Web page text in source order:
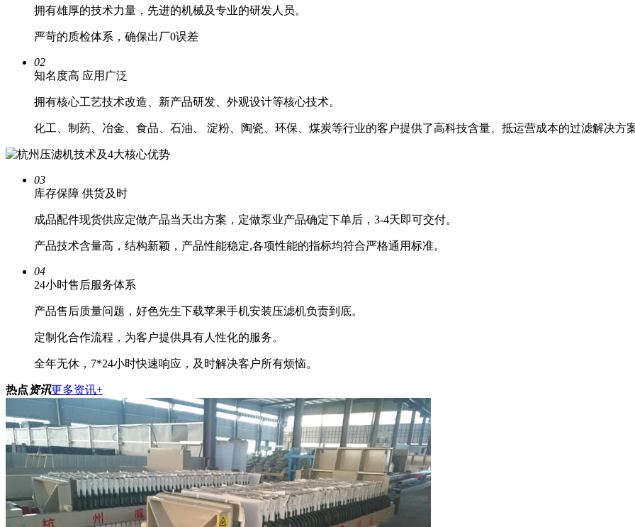
拥有雄厚的技术力量，先进的机械及专业的研发人员。
严苛的质检体系，确保出厂0误差
02
知名度高 应用广泛
拥有核心工艺技术改造、新产品研发、外观设计等核心技术。
化工、制药、冶金、食品、石油、 淀粉、陶瓷、环保、煤炭等行业的客户提供了高科技含量、抵运营成本的过滤解决方案
03
库存保障 供货及时
成品配件现货供应定做产品当天出方案，定做泵业产品确定下单后，3-4天即可交付。
产品技术含量高，结构新颖，产品性能稳定,各项性能的指标均符合严格通用标准。
04
24小时售后服务体系
产品售后质量问题，好色先生下载苹果手机安装压滤机负责到底。
定制化合作流程，为客户提供具有人性化的服务。
全年无休，7*24小时快速响应，及时解决客户所有烦恼。
热点资讯更多资讯+